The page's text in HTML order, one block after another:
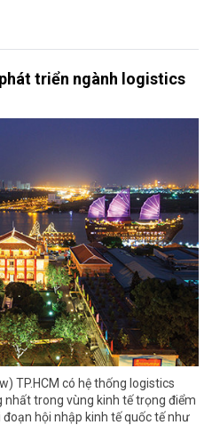
triển ngành logistics
TP.HCM có hệ thống logistics
trong vùng kinh tế trọng điểm
hội nhập kinh tế quốc tế như